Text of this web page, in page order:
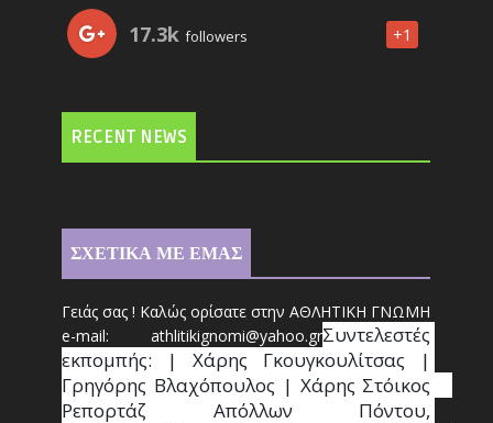
17.3k followers +1
RECENT NEWS
ΣΧΕΤΙΚΑ ΜΕ ΕΜΑΣ
Γειάς σας ! Καλώς ορίσατε στην ΑΘΛΗΤΙΚΗ ΓΝΩΜΗ
e-mail: athlitikignomi@yahoo.grΣυντελεστές
εκπομπής: | Χάρης Γκουγκουλίτσας |
Γρηγόρης Βλαχόπουλος | Χάρης Στόικος
Ρεπορτάζ Απόλλων Πόντου,